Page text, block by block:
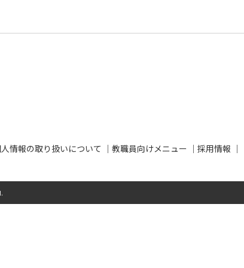
情報の取り扱いについて 教職員向けメニュー
採用情報